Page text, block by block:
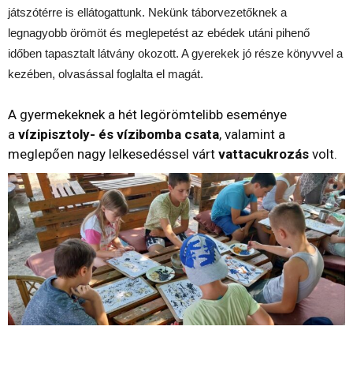
játszótérre is ellátogattunk. Nekünk táborvezetőknek a
legnagyobb örömöt és meglepetést az ebédek utáni pihenő
időben tapasztalt látvány okozott. A gyerekek jó része könyvvel a
kezében, olvasással foglalta el magát.
A gyermekeknek a hét legörömtelibb eseménye
a vízipisztoly- és vízibomba csata, valamint a
meglepően nagy lelkesedéssel várt vattacukrozás volt.